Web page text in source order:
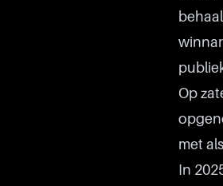
Op
met
In